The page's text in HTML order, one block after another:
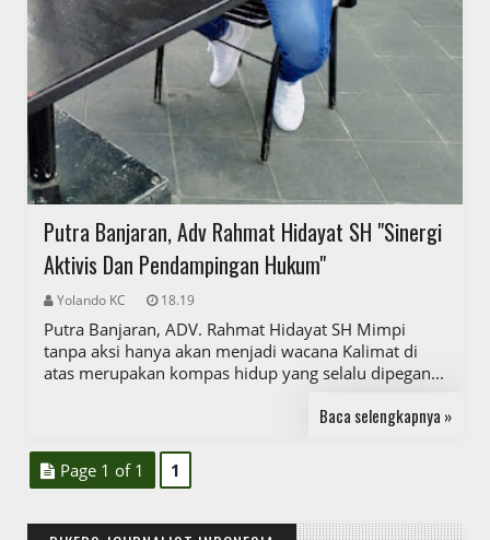
Putra Banjaran, Adv Rahmat Hidayat SH "Sinergi
Aktivis Dan Pendampingan Hukum"
Yolando KC 18.19
Putra Banjaran, ADV. Rahmat Hidayat SH Mimpi
tanpa aksi hanya akan menjadi wacana Kalimat di
atas merupakan kompas hidup yang selalu dipegan...
Baca selengkapnya »
Page 1 of 1 1